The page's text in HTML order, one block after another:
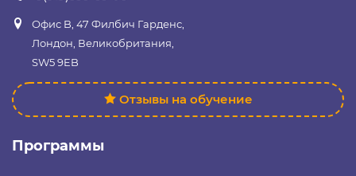
Офис B, 47 Филбич Гарденс,
Лондон, Великобритания,
SW5 9EB
Отзывы на обучение
Программы